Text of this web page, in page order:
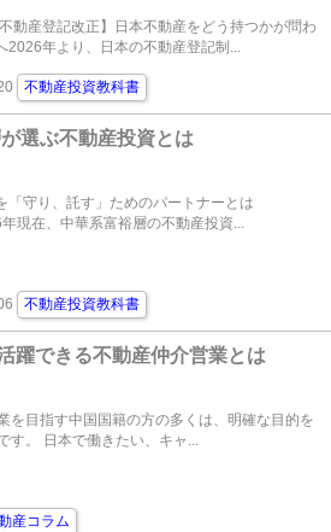
不動産登記改正】日本不動産をどう持つかが問わ
2026年より、日本の不動産登記制...
不動産投資教科書
選ぶ不動産投資とは
守り、託す」ためのパートナーとは
現在、中華系富裕層の不動産投資...
不動産投資教科書
躍できる不動産仲介営業とは
を目指す中国国籍の方の多くは、明確な目的を
す。 日本で働きたい、キャ...
産コラム